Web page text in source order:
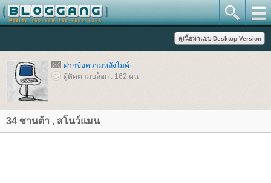
ฝากข้อความหลังไมค์
ผู้ติดตามบล็อก : 162 คน
34 ซานต้า , สโนว์แมน